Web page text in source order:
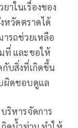
าในเรื่องของ
หวัดตราดได้
รถช่วยเหลือ
ที่ และขอให้
บสิ่งที่เกิดขึ้น
ผิดชอบดูแล
ริหารจัดการ